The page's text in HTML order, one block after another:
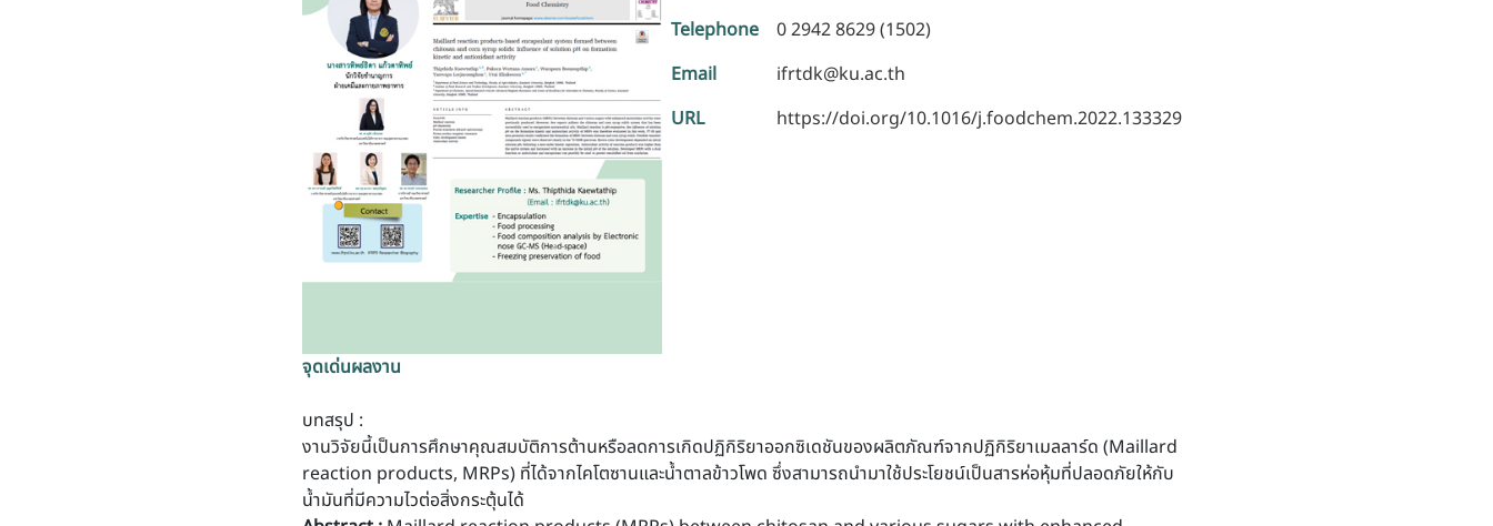
Telephone
0 2942 8629 (1502)
Email
ifrtdk@ku.ac.th
URL
https://doi.org/10.1016/j.foodchem.2022.133329
จุดเด่นผลงาน
บทสรุป :
งานวิจัยนี้เป็นการศึกษาคุณสมบัติการต้านหรือลดการเกิดปฏิกิริยาออกซิเดชันของผลิตภัณฑ์จากปฏิกิริยาเมลลาร์ด (Maillard
reaction products, MRPs) ที่ได้จากไคโตซานและน้ำตาลข้าวโพด ซึ่งสามารถนำมาใช้ประโยชน์เป็นสารห่อหุ้มที่ปลอดภัยให้กับ
น้ำมันที่มีความไวต่อสิ่งกระตุ้นได้